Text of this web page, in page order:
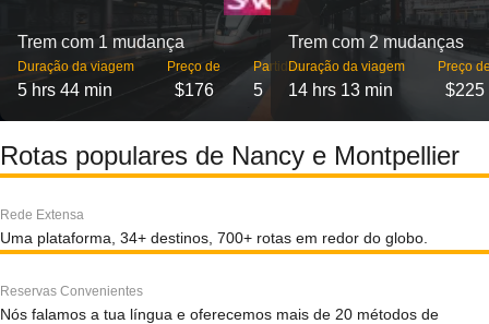
Trem com 1 mudança
Duração da viagem
5 hrs 44 min
Preço de
$176
Partidas
5
Trem com 2 mudanças
Duração da viagem
14 hrs 13 min
Preço
$225
Rotas populares de Nancy e Montpellier
Rede Extensa
Uma plataforma, 34+ destinos, 700+ rotas em redor do globo.
Reservas Convenientes
Nós falamos a tua língua e oferecemos mais de 20 métodos de